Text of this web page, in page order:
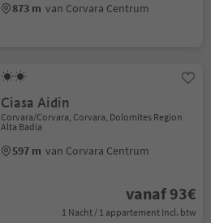
873 m van Corvara Centrum
Ciasa Aidin
Corvara/Corvara, Corvara, Dolomites Region
Alta Badia
597 m van Corvara Centrum
vanaf 93€
1 Nacht / 1 appartement Incl. btw